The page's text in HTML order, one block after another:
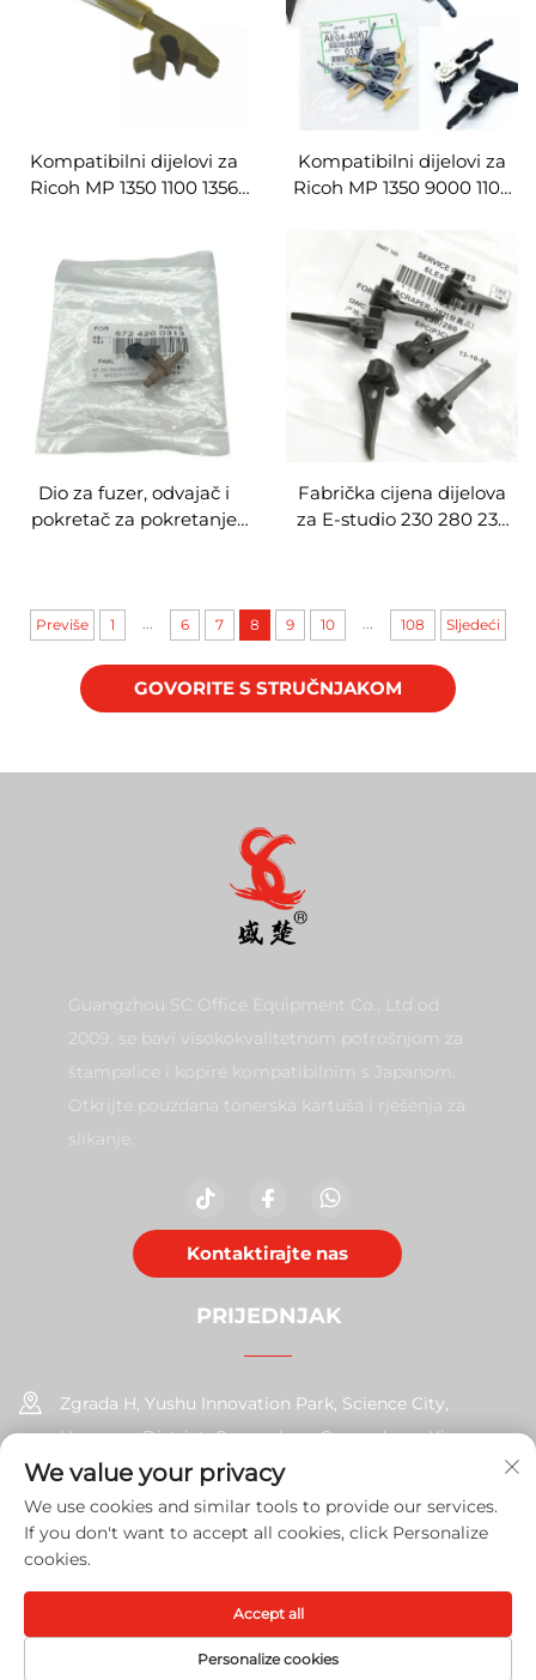
papira
Kompatibilni dijelovi za
Ricoh MP 1350 1100 1356
Pokazivač razdvajajući
prst Kvačilo za odvajanje
Kompatibilni dijelovi za
Ricoh MP 1350 9000 1100
Fuser Pokazivač
razdvajajući prst Kvačilo
za odvajanje
Dio za fuzer, odvajač i
pokretač za pokretanje
Fabrička cijena dijelova
za E-studio 230 280 232
Previše 1 ... 6 7 8 9 10 ... 108 Sljedeći
GOVORITE S STRUČNJAKOM
Guangzhou SC Office Equipment Co., Ltd od
2009. se bavi visokokvalitetnom potrošnjom za
štampalice i kopire kompatibilnim s Japanom.
Otkrijte pouzdana tonerska kartuša i rješenja za
slikanje.
Kontaktirajte nas
PRIJEDNJAK
Zgrada H, Yushu Innovation Park, Science City,
Huangpu District, Guangzhou, Guangdong, Kina
+86-17585526413
[email protected]
Copyright © 2026 Guangzhou Xinshengchu Uredska oprema
Co., Ltd. U redu. Politika privatnosti
We value your privacy
We use cookies and similar tools to provide our services.
If you don't want to accept all cookies, click Personalize
cookies.
Personalize cookies
Accept all